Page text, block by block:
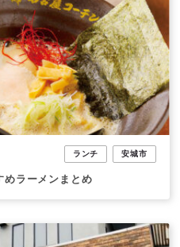
ランチ 安城市
めラーメンまとめ